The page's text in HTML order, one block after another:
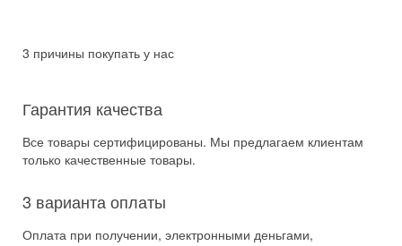
3 причины покупать у нас
Гарантия качества
Все товары сертифицированы. Мы предлагаем клиентам
только качественные товары.
3 варианта оплаты
Оплата при получении, электронными деньгами,